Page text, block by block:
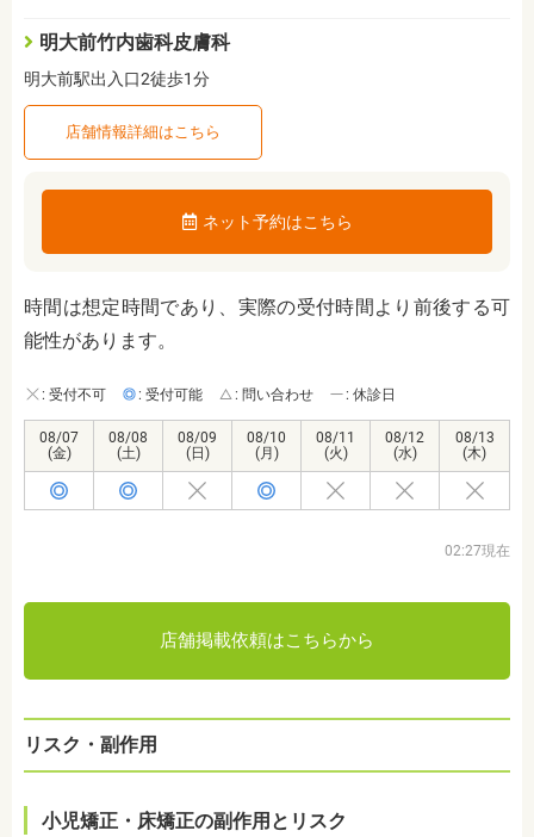
明大前竹内歯科皮膚科
明大前駅出入口2徒歩1分
店舗情報詳細はこちら
ネット予約はこちら
時間は想定時間であり、実際の受付時間より前後する可
能性があります。
: 受付不可 : 受付可能 : 問い合わせ : 休診日
08/07
(金)
08/08
(土)
08/09
(日)
08/10
(月)
08/11
(火)
08/12
(水)
08/13
(木)
02:27現在
店舗掲載依頼はこちらから
リスク・副作用
小児矯正・床矯正の副作用とリスク